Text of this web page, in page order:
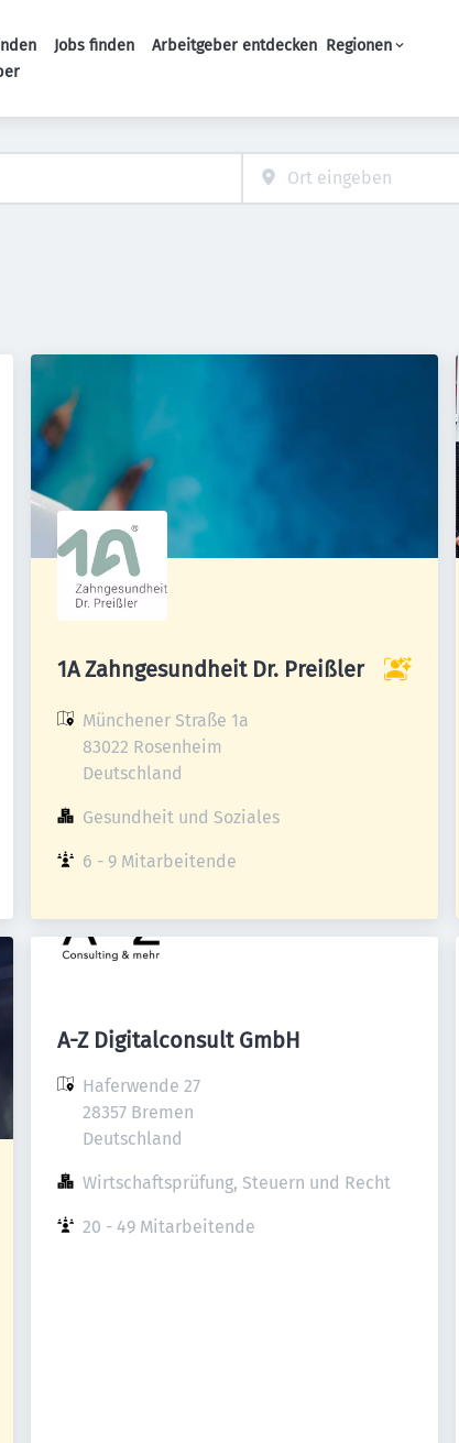
Jobs finden Arbeitgeber entdecken Regionen
1A Zahngesundheit Dr. Preißler
Münchener Straße 1a
83022 Rosenheim
Deutschland
Gesundheit und Soziales
6 - 9 Mitarbeitende
A-Z Digitalconsult GmbH
Haferwende 27
28357 Bremen
Deutschland
Wirtschaftsprüfung, Steuern und Recht
20 - 49 Mitarbeitende